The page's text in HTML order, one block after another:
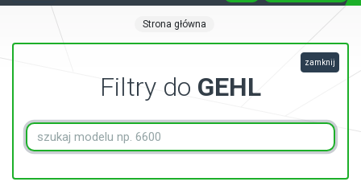
Strona główna
Filtry do GEHL
zamknij